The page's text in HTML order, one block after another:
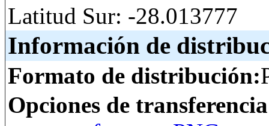
Latitud Sur: -28.013777
Información de
Formato de distribución:
Opciones de